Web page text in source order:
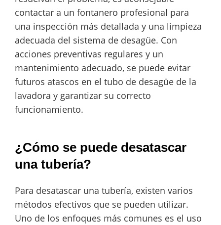
contactar a un fontanero profesional para
una inspección más detallada y una limpieza
adecuada del sistema de desagüe. Con
acciones preventivas regulares y un
mantenimiento adecuado, se puede evitar
futuros atascos en el tubo de desagüe de la
lavadora y garantizar su correcto
funcionamiento.
¿Cómo se puede desatascar
una tubería?
Para desatascar una tubería, existen varios
métodos efectivos que se pueden utilizar.
Uno de los enfoques más comunes es el uso